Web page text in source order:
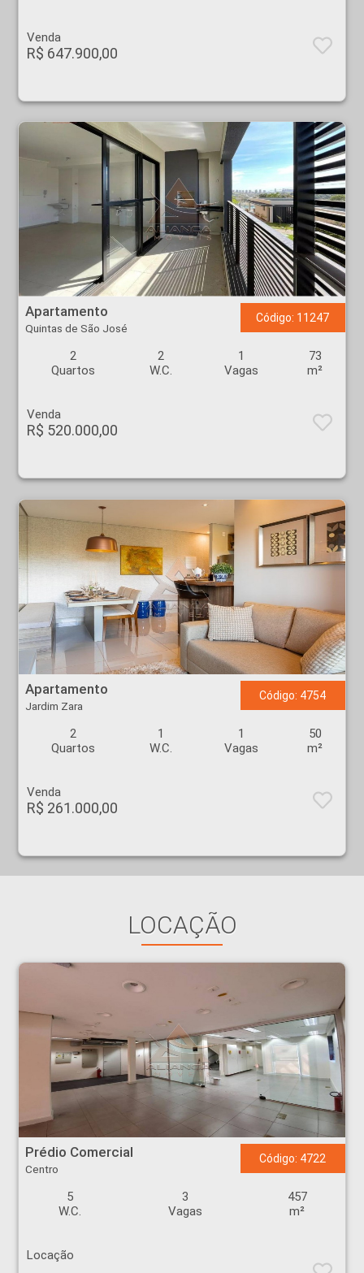
Venda
R$ 647.900,00
Apartamento - Quintas de São José - Ribeirão Preto
Apartamento
Quintas de São José
Código: 11247
2
Quartos
2
W.C.
1
Vagas
73
m²
Venda
R$ 520.000,00
Apartamento - Jardim Zara - Ribeirão Preto
Apartamento
Jardim Zara
Código: 4754
2
Quartos
1
W.C.
1
Vagas
50
m²
Venda
R$ 261.000,00
LOCAÇÃO
Prédio Comercial
Centro
Código: 4722
5
W.C.
3
Vagas
457
m²
Locação